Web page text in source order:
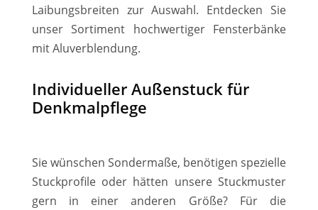
Laibungsbreiten zur Auswahl. Entdecken Sie
unser Sortiment hochwertiger Fensterbänke
mit Aluverblendung.
Individueller Außenstuck für
Denkmalpflege
Sie wünschen Sondermaße, benötigen spezielle
Stuckprofile oder hätten unsere Stuckmuster
gern in einer anderen Größe? Für die